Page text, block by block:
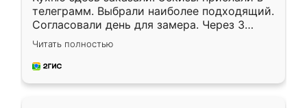
телеграмм. Выбрали наиболее подходящий.
Согласовали день для замера. Через 3
недели кухня была уже готова. Остались
довольны работой. Спасибо Ренессанс
мебель за качественную работу!
Читать полностью